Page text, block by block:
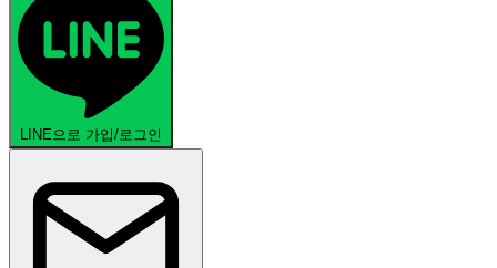
LINE으로 가입/로그인